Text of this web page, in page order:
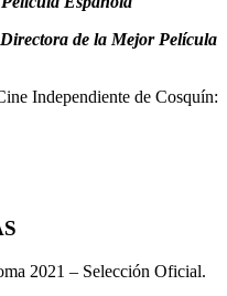
de la Mejor Película
Independiente de Cosquín:
2021 – Selección Oficial.